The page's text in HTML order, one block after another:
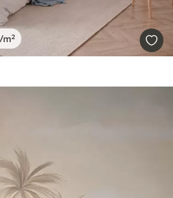
/m²